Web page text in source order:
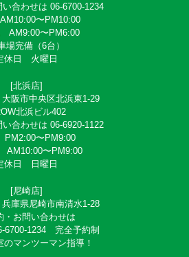
い合わせは 06-6700-1234
〜PM10:00
AM9:00〜PM6:00
場完備（6台）
休日 火曜日
[北浜店]
阪市中央区北浜東1-29
北浜ビル402
い合わせは 06-6920-1122
〜PM9:00
AM10:00〜PM9:00
休日 日曜日
[尼崎店]
庫県尼崎市南清水1-28
・お問い合わせは
6700-1234 完全予約制
マンツーマン指導！